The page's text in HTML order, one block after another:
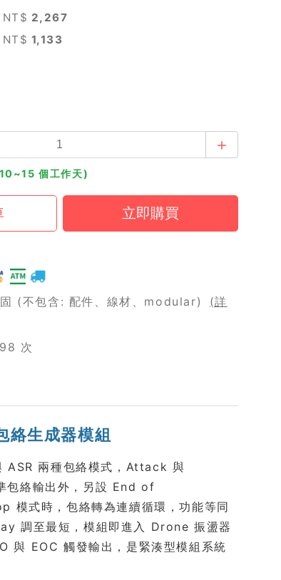
NT$ 2,267
NT$ 1,133
個工作天)
(不包含: 配件、線材、modular)
(詳
次
生成器模組
ASR 兩種包絡模式，Attack 與
包絡輸出外，另設 End of
式時，包絡轉為連續循環，功能等同
調至最短，模組即進入 Drone 振盪器
與 EOC 觸發輸出，是緊湊型模組系統